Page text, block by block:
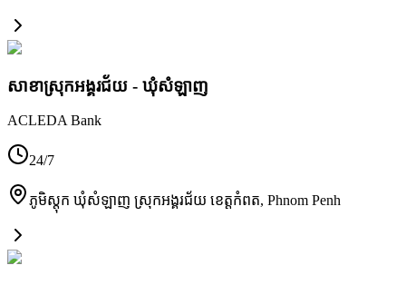
សាខាស្រុកអង្គរជ័យ - ឃុំសំឡាញ
ACLEDA Bank
24/7
ភូមិស្តុក ឃុំសំឡាញ ស្រុកអង្គរជ័យ ខេត្តកំពត, Phnom Penh